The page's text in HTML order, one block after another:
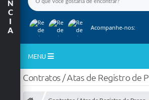
Acompanhe-nos:
MENU
Inicio
A Nossa Cidade
N
C
I
A
Contratos / Atas de Registro de